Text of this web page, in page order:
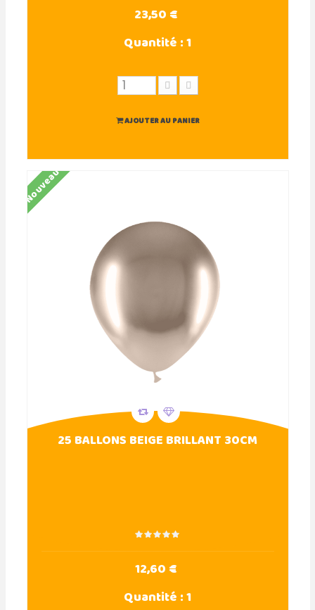
23,50 €
Quantité :1
AJOUTER AU PANIER
Nouveau
25 BALLONS BEIGE BRILLANT 30CM
12,60 €
Quantité :1